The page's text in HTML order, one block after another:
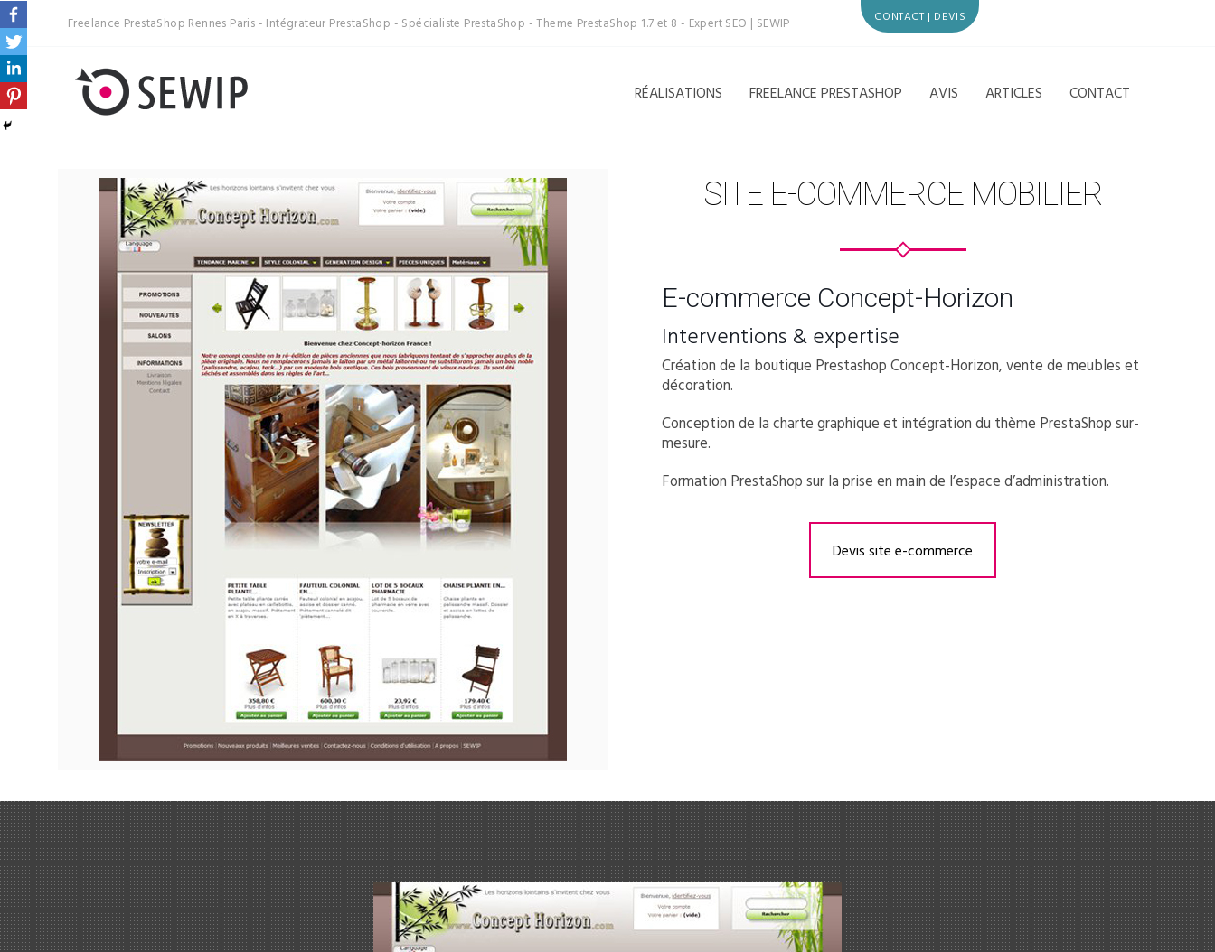
Freelance PrestaShop Rennes Paris - Intégrateur PrestaShop - Spécialiste PrestaShop - Theme PrestaShop 1.7 et 8 - Expert SEO | SEWIP CONTACT | DEVIS
RÉALISATIONS FREELANCE PRESTASHOP AVIS ARTICLES CONTACT
SITE E-COMMERCE MOBILIER
E-commerce Concept-Horizon
Interventions & expertise
Création de la boutique Prestashop Concept-Horizon, vente de meubles et
décoration.
Conception de la charte graphique et intégration du thème PrestaShop sur-
mesure.
Formation PrestaShop sur la prise en main de l’espace d’administration.
Devis site e-commerce